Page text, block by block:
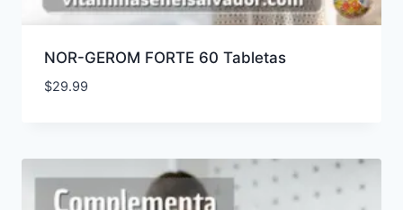
NOR-GEROM FORTE 60 Tabletas
$29.99